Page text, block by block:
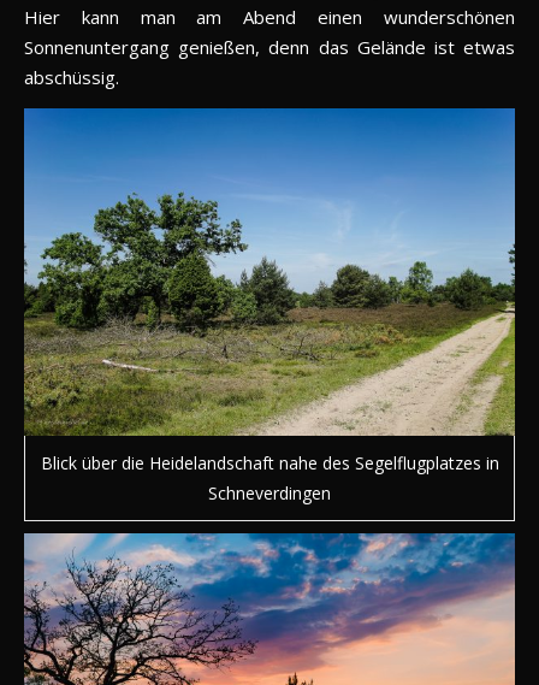
Hier kann man am Abend einen wunderschönen
Sonnenuntergang genießen, denn das Gelände ist etwas
abschüssig.
Blick über die Heidelandschaft nahe des Segelflugplatzes in
Schneverdingen